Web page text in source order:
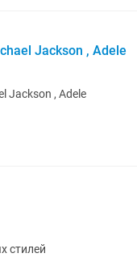
Jackson , Adele
Jackson , Adele
стилей